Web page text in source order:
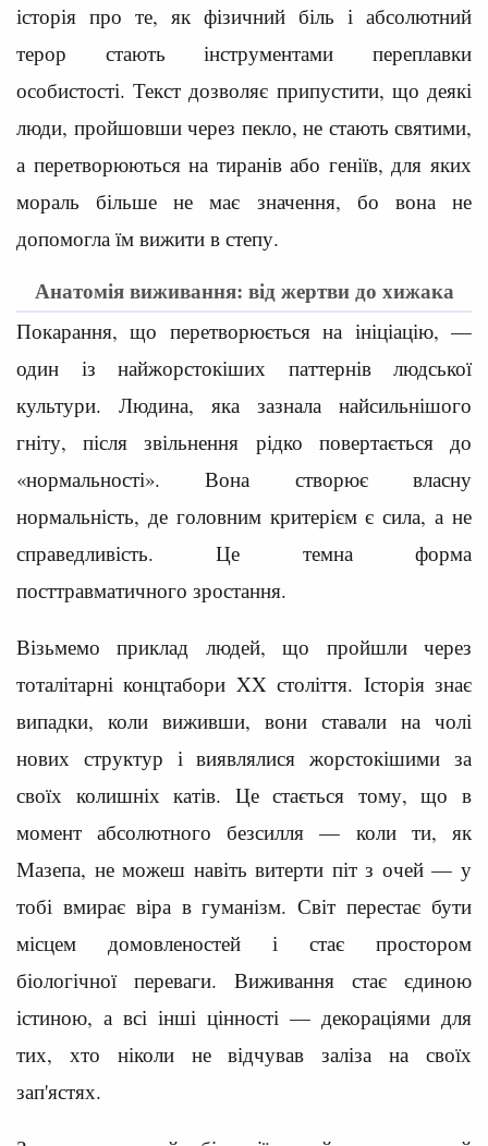
історія про те, як фізичний біль і абсолютний
терор стають інструментами переплавки
особистості. Текст дозволяє припустити, що деякі
люди, пройшовши через пекло, не стають святими,
а перетворюються на тиранів або геніїв, для яких
мораль більше не має значення, бо вона не
допомогла їм вижити в степу.
Анатомія виживання: від жертви до хижака
Покарання, що перетворюється на ініціацію, —
один із найжорстокіших паттернів людської
культури. Людина, яка зазнала найсильнішого
гніту, після звільнення рідко повертається до
«нормальності». Вона створює власну
нормальність, де головним критерієм є сила, а не
справедливість. Це темна форма
посттравматичного зростання.
Візьмемо приклад людей, що пройшли через
тоталітарні концтабори XX століття. Історія знає
випадки, коли виживши, вони ставали на чолі
нових структур і виявлялися жорстокішими за
своїх колишніх катів. Це стається тому, що в
момент абсолютного безсилля — коли ти, як
Мазепа, не можеш навіть витерти піт з очей — у
тобі вмирає віра в гуманізм. Світ перестає бути
місцем домовленостей і стає простором
біологічної переваги. Виживання стає єдиною
істиною, а всі інші цінності — декораціями для
тих, хто ніколи не відчував заліза на своїх
зап'ястях.